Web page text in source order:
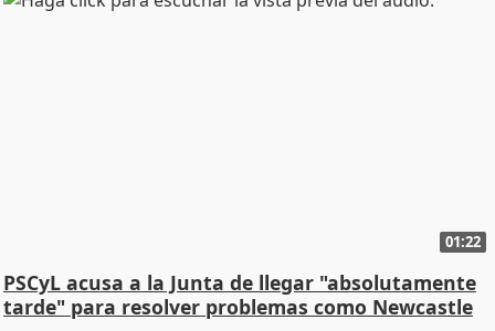
01:22
PSCyL acusa a la Junta de llegar "absolutamente
tarde" para resolver problemas como Newcastle